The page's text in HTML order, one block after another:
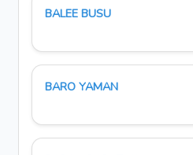
BALEE BUSU
BARO YAMAN